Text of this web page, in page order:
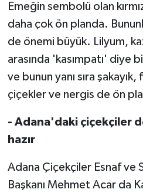
Emeğin sembolü olan
daha çok ön planda.
de önemi büyük. Lilyum,
arasında 'kasımpatı' diye
ve bunun yanı sıra
çiçekler ve nergis de ön
- Adana'daki çiçekçiler
hazır
Adana Çiçekçiler Esnaf ve
Başkanı Mehmet Acar da